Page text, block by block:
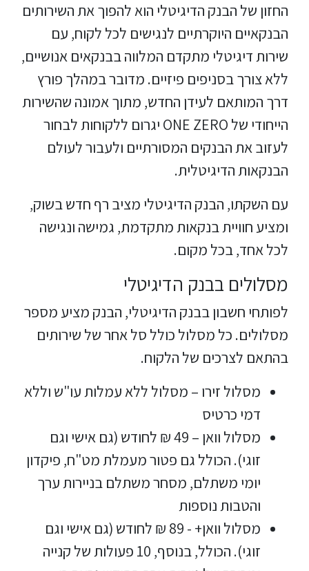
החזון של הבנק הדיגיטלי הוא להפוך את השירותים
הבנקאיים היוקרתיים לנגישים לכל לקוח, עם
שירות דיגיטלי מתקדם המלווה בבנקאים אנושיים,
ללא צורך בסניפים פיזיים. מדובר במהלך פורץ
דרך המותאם לעידן החדש, מתוך אמונה שהשירות
הייחודי של ONE ZERO יגרום ללקוחות לבחור
לעזוב את הבנקים המסורתיים ולעבור לעולם
הבנקאות הדיגיטלית.
עם השקתו, הבנק הדיגיטלי מציב רף חדש בשוק,
ומציע חוויית בנקאות מתקדמת, גמישה ונגישה
לכל אחד, בכל מקום.
מסלולים בבנק הדיגיטלי
לפותחי חשבון בבנק הדיגיטלי, הבנק מציע מספר
מסלולים. כל מסלול כולל סל אחר של שירותים
בהתאם לצרכים של הלקוח.
מסלול זירו – מסלול ללא עמלות עו"ש וללא
דמי כרטיס
מסלול וואן – 49 ₪ לחודש (גם אישי וגם
זוגי). הכולל גם פטור מעמלת מט"ח, פיקדון
יומי משתלם, מסחר משתלם בניירות ערך
והטבות נוספות
מסלול וואן+ - 89 ₪ לחודש (גם אישי וגם
זוגי). הכולל, בנוסף, 10 פעולות של קנייה